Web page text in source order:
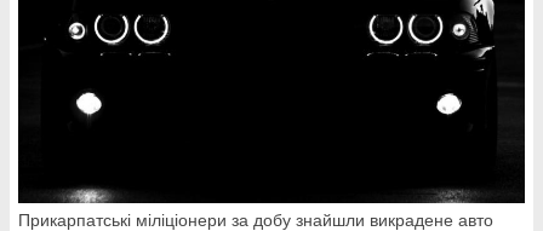
Прикарпатські міліціонери за добу знайшли викрадене авто